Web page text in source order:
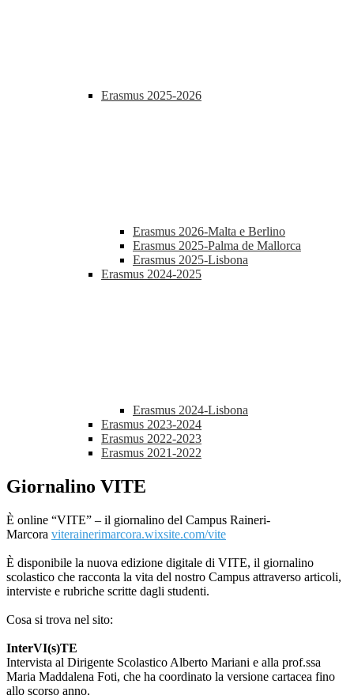
Erasmus 2025-2026
Erasmus 2026-Malta e Berlino
Erasmus 2025-Palma de Mallorca
Erasmus 2025-Lisbona
Erasmus 2024-2025
Erasmus 2024-Lisbona
Erasmus 2023-2024
Erasmus 2022-2023
Erasmus 2021-2022
Giornalino VITE
È online “VITE” – il giornalino del Campus Raineri-
Marcora viterainerimarcora.wixsite.com/vite
È disponibile la nuova edizione digitale di VITE, il giornalino
scolastico che racconta la vita del nostro Campus attraverso articoli,
interviste e rubriche scritte dagli studenti.
Cosa si trova nel sito:
InterVI(s)TE
Intervista al Dirigente Scolastico Alberto Mariani e alla prof.ssa
Maria Maddalena Foti, che ha coordinato la versione cartacea fino
allo scorso anno.